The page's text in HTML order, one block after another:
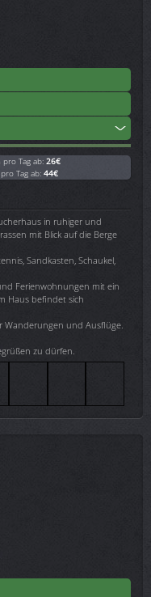
pro Tag ab: 26€
Tag ab: 44€
in ruhiger und
mit Blick auf die Berge
Sandkasten, Schaukel,
Ferienwohnungen mit ein
Haus befindet sich
Wanderungen und Ausflüge.
zu dürfen.